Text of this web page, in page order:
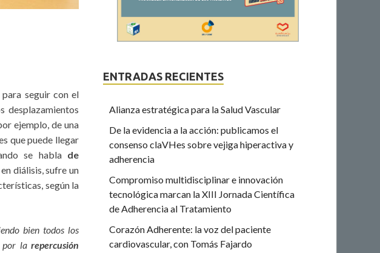
seguir con el
desplazamientos
ejemplo, de una
que puede llegar
se habla de
diálisis, sufre un
según la
bien todos los
por la repercusión
ENTRADAS RECIENTES
Alianza estratégica para la Salud Vascular
De la evidencia a la acción: publicamos el
consenso claVHes sobre vejiga hiperactiva y
adherencia
Compromiso multidisciplinar e innovación
tecnológica marcan la XIII Jornada Científica
de Adherencia al Tratamiento
Corazón Adherente: la voz del paciente
cardiovascular, con Tomás Fajardo